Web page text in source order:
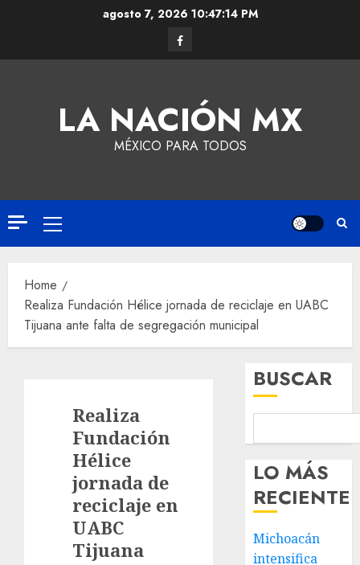
agosto 7, 2026 10:47:14 PM
LA NACIÓN MX
MÉXICO PARA TODOS
Home
Realiza Fundación Hélice jornada de reciclaje en UABC
Tijuana ante falta de segregación municipal
Realiza
Fundación
Hélice
jornada de
reciclaje en
UABC
Tijuana
BUSCAR
LO MÁS
RECIENTE
Michoacán
intensifica